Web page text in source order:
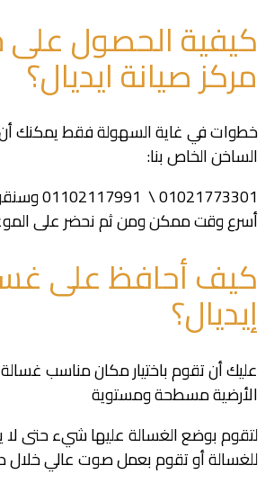
كيفية الحصول
مركز صيانة ايديال؟
خطوات في غاية السهولة فقط يمكنك
الساخن الخاص بنا:
أسرع وقت ممكن ومن ثم نحضر على
كيف أحافظ على
إيديال؟
عليك أن تقوم باختيار مكان مناسب
الأرضية مسطحة ومستوية
لتقوم بوضع الغسالة عليها شيء حتى لا
للغسالة أو تقوم بعمل صوت عالي خلال